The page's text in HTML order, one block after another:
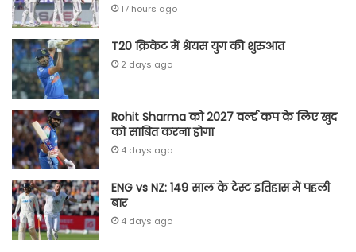
17 hours ago
T20 क्रिकेट में श्रेयस युग की शुरुआत
2 days ago
Rohit Sharma को 2027 वर्ल्‍ड कप के लिए खुद
को साबित करना होगा
4 days ago
ENG vs NZ: 149 साल के टेस्‍ट इतिहास में पहली
बार
4 days ago